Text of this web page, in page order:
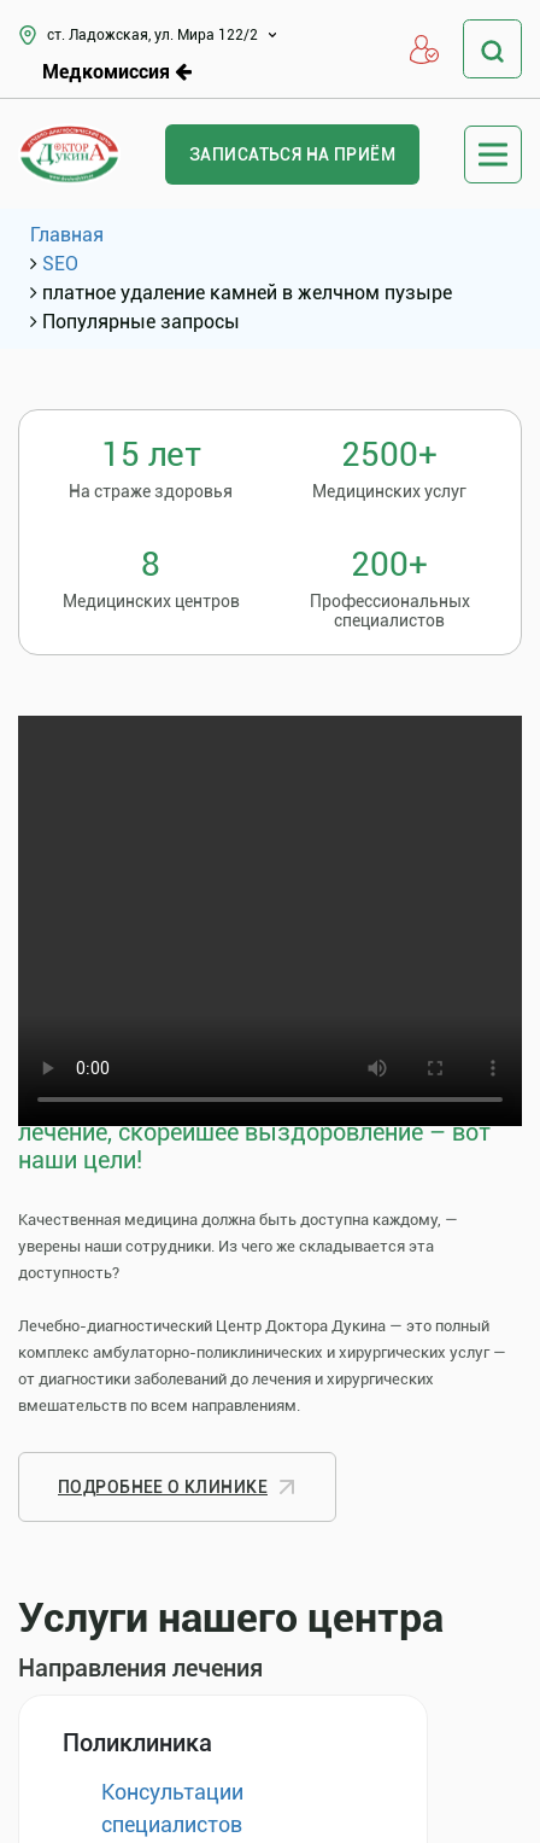
ст. Ладожская, ул. Мира 122/2
Медкомиссия
ЗАПИСАТЬСЯ НА ПРИЁМ
Главная
SEO
платное удаление камней в желчном пузыре
Популярные запросы
15 лет
На страже здоровья
2500+
Медицинских услуг
8
Медицинских центров
200+
Профессиональных
специалистов
Тщательная профилактика, качественное
лечение, скорейшее выздоровление – вот
наши цели!
Качественная медицина должна быть доступна каждому, —
уверены наши сотрудники. Из чего же складывается эта
доступность?
Лечебно-диагностический Центр Доктора Дукина — это полный
комплекс амбулаторно-поликлинических и хирургических услуг —
от диагностики заболеваний до лечения и хирургических
вмешательств по всем направлениям.
ПОДРОБНЕЕ О КЛИНИКЕ
Услуги нашего центра
Направления лечения
Поликлиника
Консультации
специалистов